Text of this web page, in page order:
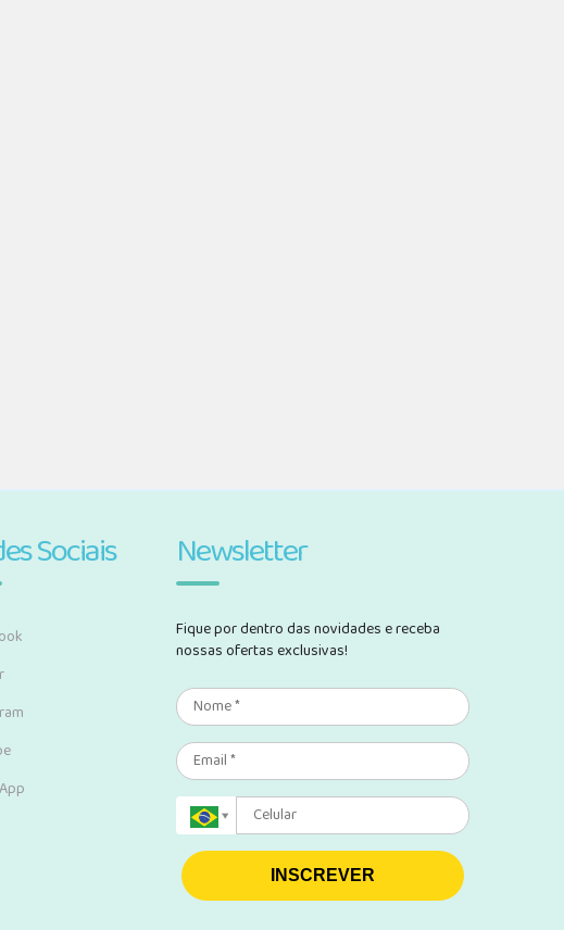
Sociais Newsletter
Fique por dentro das novidades e receba
nossas ofertas exclusivas!
INSCREVER